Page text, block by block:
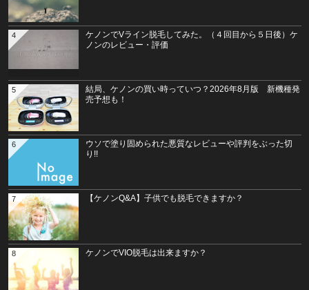
ケノンでVライン脱毛してみた。（４回目から５日後）ケ
ノンのレビュー・評価
4
結局、ケノンの買い時っていつ？2026年8月版 新機種発
売予想も！
5
ウソで塗り固められた悪質なレビューや評判をぶった切
り!!
6
【ケノンQ&A】子供でも脱毛できますか？
7
ケノンでVIO脱毛は出来ますか？
8